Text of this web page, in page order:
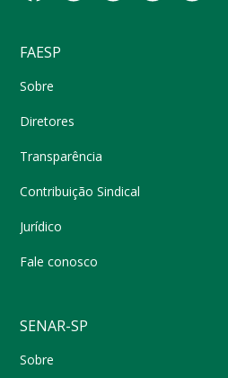
FAESP
Sobre
Diretores
Transparência
Contribuição Sindical
Jurídico
Fale conosco
SENAR-SP
Sobre